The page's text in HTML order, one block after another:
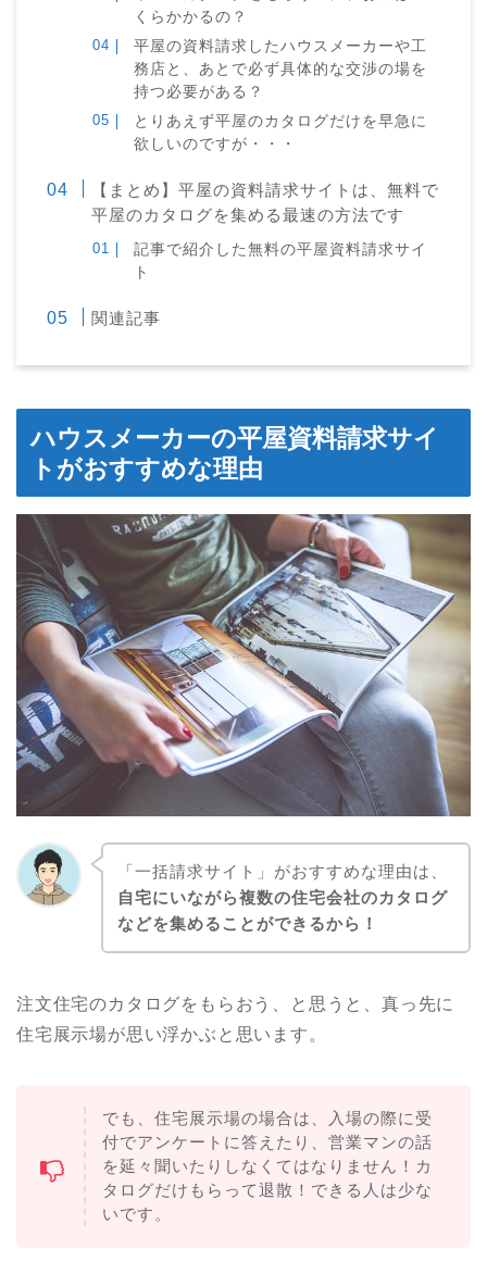
くらかかるの？
平屋の資料請求したハウスメーカーや工
務店と、あとで必ず具体的な交渉の場を
持つ必要がある？
とりあえず平屋のカタログだけを早急に
欲しいのですが・・・
【まとめ】平屋の資料請求サイトは、無料で
平屋のカタログを集める最速の方法です
記事で紹介した無料の平屋資料請求サイ
ト
関連記事
ハウスメーカーの平屋資料請求サイ
トがおすすめな理由
「一括請求サイト」がおすすめな理由は、
自宅にいながら複数の住宅会社のカタログ
などを集めることができるから！
注文住宅のカタログをもらおう、と思うと、真っ先に
住宅展示場が思い浮かぶと思います。
でも、住宅展示場の場合は、入場の際に受
付でアンケートに答えたり、営業マンの話
を延々聞いたりしなくてはなりません！カ
タログだけもらって退散！できる人は少な
いです。